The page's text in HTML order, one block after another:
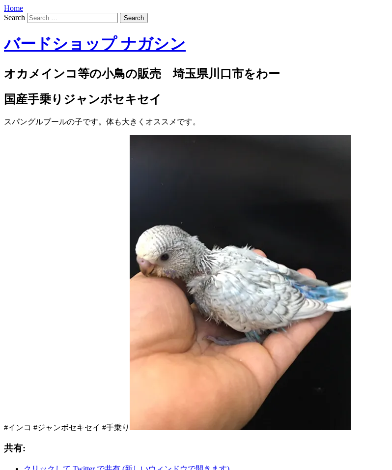
Home
Search
バードショップ ナガシン
オカメインコ等の小鳥の販売 埼玉県川口市をわー
国産手乗りジャンボセキセイ
スパングルブールの子です。体も大きくオススメです。
#インコ #ジャンボセキセイ #手乗り
共有: